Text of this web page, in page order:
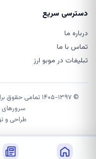
دسترسی سریع
درباره ما
تماس با ما
تبلیغات در موبو ارز
© ۱۴۰۵-۱۳۹۷
سرورهای
طراحی و